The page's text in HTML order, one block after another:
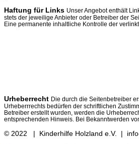
Haftung für Links Unser Angebot enthält
stets der jeweilige Anbieter oder Betreiber der
Eine permanente inhaltliche Kontrolle der
Urheberrecht Die durch die Seitenbetreiber
Urheberrrechts bedürfen der schriftlichen
Betreiber erstellt wurden, werden die
entsprechenden Hinweis. Bei Bekanntwerden
© 2022 | Kinderhilfe Holzland e.V. |